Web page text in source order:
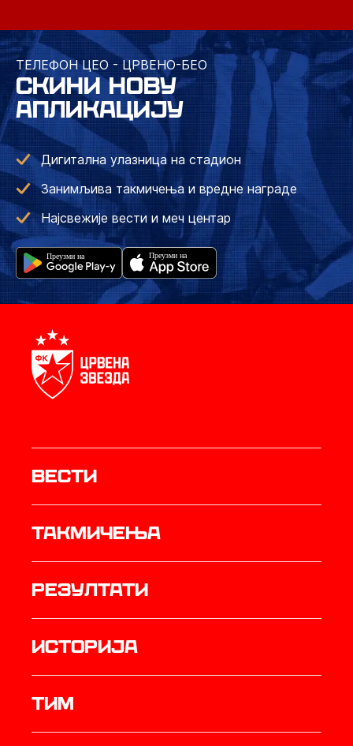
ТЕЛЕФОН ЦЕО - ЦРВЕНО-БЕО
СКИНИ НОВУ
АПЛИКАЦИЈУ
Дигитална улазница на стадион
Занимљива такмичења и вредне награде
Најсвежије вести и меч центар
Вести
Такмичења
резултати
историја
ТИМ